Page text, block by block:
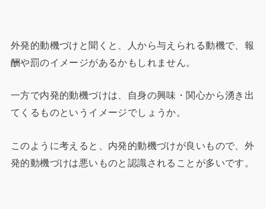
外発的動機づけと聞くと、人から与えられる動機で、報
酬や罰のイメージがあるかもしれません。
一方で内発的動機づけは、自身の興味・関心から湧き出
てくるものというイメージでしょうか。
このように考えると、内発的動機づけが良いもので、外
発的動機づけは悪いものと認識されることが多いです。